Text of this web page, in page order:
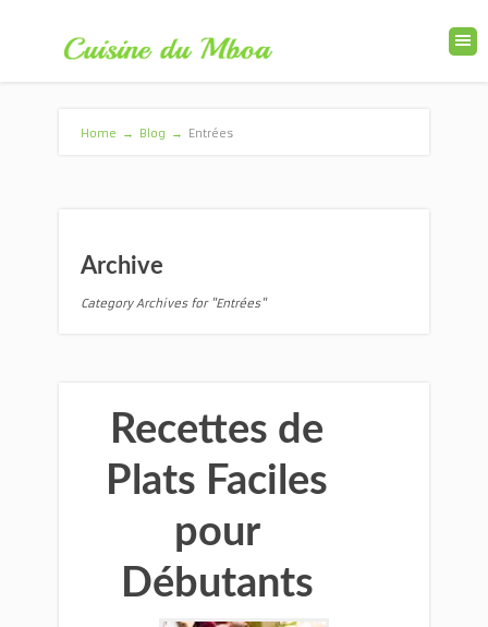
Home → Blog → Entrées
Archive
Category Archives for "Entrées"
Recettes de
Plats Faciles
pour
Débutants